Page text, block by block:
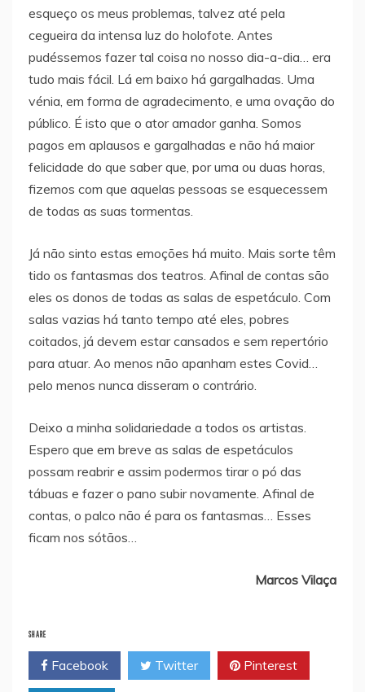
esqueço os meus problemas, talvez até pela
cegueira da intensa luz do holofote. Antes
pudéssemos fazer tal coisa no nosso dia-a-dia… era
tudo mais fácil. Lá em baixo há gargalhadas. Uma
vénia, em forma de agradecimento, e uma ovação do
público. É isto que o ator amador ganha. Somos
pagos em aplausos e gargalhadas e não há maior
felicidade do que saber que, por uma ou duas horas,
fizemos com que aquelas pessoas se esquecessem
de todas as suas tormentas.
Já não sinto estas emoções há muito. Mais sorte têm
tido os fantasmas dos teatros. Afinal de contas são
eles os donos de todas as salas de espetáculo. Com
salas vazias há tanto tempo até eles, pobres
coitados, já devem estar cansados e sem repertório
para atuar. Ao menos não apanham estes Covid…
pelo menos nunca disseram o contrário.
Deixo a minha solidariedade a todos os artistas.
Espero que em breve as salas de espetáculos
possam reabrir e assim podermos tirar o pó das
tábuas e fazer o pano subir novamente. Afinal de
contas, o palco não é para os fantasmas… Esses
ficam nos sótãos…
Marcos Vilaça
SHARE
Facebook Twitter Pinterest